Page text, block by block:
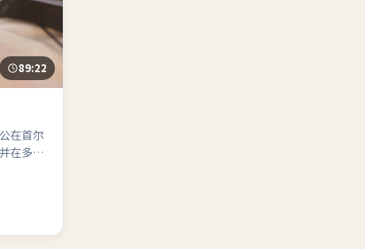
89:22
在首尔
在多重
反转、